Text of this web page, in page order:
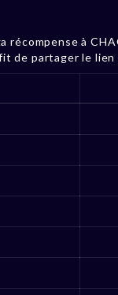
récompense à
de partager le lien